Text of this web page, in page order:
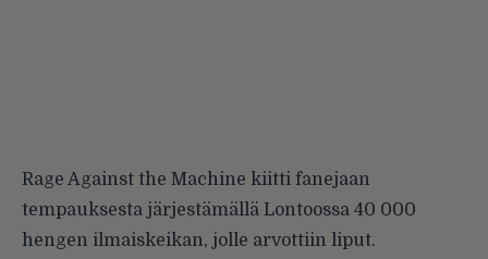
Rage Against the Machine kiitti fanejaan
tempauksesta järjestämällä Lontoossa 40 000
hengen ilmaiskeikan, jolle arvottiin liput.